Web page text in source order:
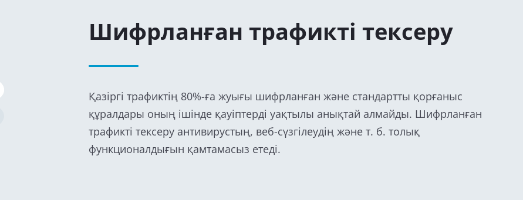
Шифрланған трафикті тексеру
Қазіргі трафиктің 80%-ға жуығы шифрланған және стандартты қорғаныс
құралдары оның ішінде қауіптерді уақтылы анықтай алмайды. Шифрланған
трафикті тексеру антивирустың, веб-сүзгілеудің және т. б. толық
функционалдығын қамтамасыз етеді.